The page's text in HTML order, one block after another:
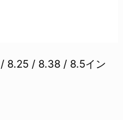
8.25 / 8.38 / 8.5イン